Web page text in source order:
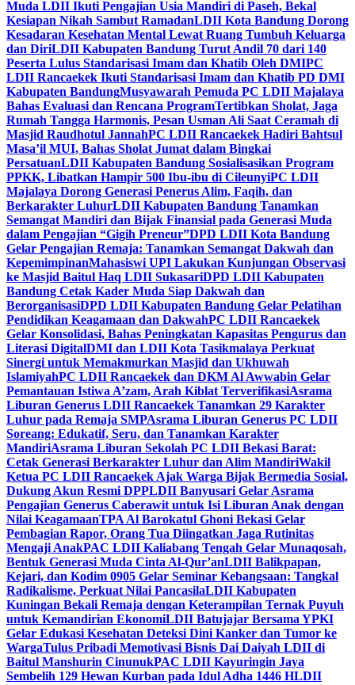
Muda LDII Ikuti Pengajian Usia Mandiri di Paseh, Bekal
Kesiapan Nikah Sambut RamadanLDII Kota Bandung Dorong
Kesadaran Kesehatan Mental Lewat Ruang Tumbuh Keluarga
dan DiriLDII Kabupaten Bandung Turut Andil 70 dari 140
Peserta Lulus Standarisasi Imam dan Khatib Oleh DMIPC
LDII Rancaekek Ikuti Standarisasi Imam dan Khatib PD DMI
Kabupaten BandungMusyawarah Pemuda PC LDII Majalaya
Bahas Evaluasi dan Rencana ProgramTertibkan Sholat, Jaga
Rumah Tangga Harmonis, Pesan Usman Ali Saat Ceramah di
Masjid Raudhotul JannahPC LDII Rancaekek Hadiri Bahtsul
Masa’il MUI, Bahas Sholat Jumat dalam Bingkai
PersatuanLDII Kabupaten Bandung Sosialisasikan Program
PPKK, Libatkan Hampir 500 Ibu-ibu di CileunyiPC LDII
Majalaya Dorong Generasi Penerus Alim, Faqih, dan
Berkarakter LuhurLDII Kabupaten Bandung Tanamkan
Semangat Mandiri dan Bijak Finansial pada Generasi Muda
dalam Pengajian “Gigih Preneur”DPD LDII Kota Bandung
Gelar Pengajian Remaja: Tanamkan Semangat Dakwah dan
KepemimpinanMahasiswi UPI Lakukan Kunjungan Observasi
ke Masjid Baitul Haq LDII SukasariDPD LDII Kabupaten
Bandung Cetak Kader Muda Siap Dakwah dan
BerorganisasiDPD LDII Kabupaten Bandung Gelar Pelatihan
Pendidikan Keagamaan dan DakwahPC LDII Rancaekek
Gelar Konsolidasi, Bahas Peningkatan Kapasitas Pengurus dan
Literasi DigitalDMI dan LDII Kota Tasikmalaya Perkuat
Sinergi untuk Memakmurkan Masjid dan Ukhuwah
IslamiyahPC LDII Rancaekek dan DKM Al Awwabin Gelar
Pemantauan Istiwa A’zam, Arah Kiblat TerverifikasiAsrama
Liburan Generus LDII Rancaekek Tanamkan 29 Karakter
Luhur pada Remaja SMPAsrama Liburan Generus PC LDII
Soreang: Edukatif, Seru, dan Tanamkan Karakter
MandiriAsrama Liburan Sekolah PC LDII Bekasi Barat:
Cetak Generasi Berkarakter Luhur dan Alim MandiriWakil
Ketua PC LDII Rancaekek Ajak Warga Bijak Bermedia Sosial,
Dukung Akun Resmi DPPLDII Banyusari Gelar Asrama
Pengajian Generus Caberawit untuk Isi Liburan Anak dengan
Nilai KeagamaanTPA Al Barokatul Ghoni Bekasi Gelar
Pembagian Rapor, Orang Tua Diingatkan Jaga Rutinitas
Mengaji AnakPAC LDII Kaliabang Tengah Gelar Munaqosah,
Bentuk Generasi Muda Cinta Al-Qur’anLDII Balikpapan,
Kejari, dan Kodim 0905 Gelar Seminar Kebangsaan: Tangkal
Radikalisme, Perkuat Nilai PancasilaLDII Kabupaten
Kuningan Bekali Remaja dengan Keterampilan Ternak Puyuh
untuk Kemandirian EkonomiLDII Batujajar Bersama YPKI
Gelar Edukasi Kesehatan Deteksi Dini Kanker dan Tumor ke
WargaTulus Pribadi Memotivasi Bisnis Dai Daiyah LDII di
Baitul Manshurin CinunukPAC LDII Kayuringin Jaya
Sembelih 129 Hewan Kurban pada Idul Adha 1446 HLDII